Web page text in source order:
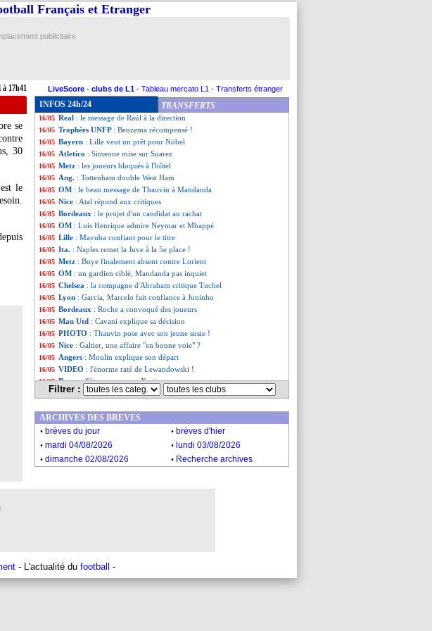
à 17h41
Français et Etranger
publicitaire
LiveScore - clubs de L1 - Tableau mercato L1 - Transferts étranger
se
30
le
INFOS 24h/24 TRANSFERTS
16/05 L1: Bordeaux-Lens, les compos
16/05 L1: Nice-Strasbourg, les compos
16/05 OM: un futur transfert ? Mahrez répond cash
16/05 Lille: Obraniak sent trop d'euphorie
16/05 Real : le message de Raúl à la direction
16/05 Trophées UNFP : Benzema récompensé !
16/05 Bayern : Lille veut un prêt pour Nübel
16/05 Atletico : Simeone mise sur Suarez
16/05 Metz : les joueurs bloqués à l'hôtel
16/05 Ang. : Tottenham double West Ham
16/05 OM : le beau message de Thauvin à Mandanda
16/05 Nice : Atal répond aux critiques
16/05 Bordeaux : le projet d'un candidat au rachat
16/05 OM : Luis Henrique admire Neymar et Mbappé
16/05 Lille : Mavuba confiant pour le titre
16/05 Ita. : Naples remet la Juve à la 5e place !
16/05 Metz : Boye finalement absent contre Lorient
16/05 OM : un gardien ciblé, Mandanda pas inquiet
16/05 Chelsea : la compagne d'Abraham critique Tuchel
16/05 Lyon : Garcia, Marcelo fait confiance à Juninho
16/05 Bordeaux : Roche a convoqué des joueurs
16/05 Man Utd : Cavani explique sa décision
16/05 PHOTO : Thauvin pose avec son jeune sosie !
16/05 Nice : Galtier, une affaire "en bonne voie" ?
16/05 Angers : Moulin explique son départ
16/05 VIDEO : l'énorme raté de Lewandowski !
16/05 Barça: l'étrange rumeur Xavi
16/05 OM : l'agent de Mavididi confirme
16/05 Real: le départ de Zidane se précise
16/05 Ang.: West Ham dit presque adieu à la C1
Liste des brèves du sam. 15 mai 2021
Filtrer :
ARCHIVES DES BREVES
. brèves du jour . brèves d'hier
. mardi 04/08/2026 . lundi 03/08/2026
. dimanche 02/08/2026 . Recherche archives
- L'actualité du football -